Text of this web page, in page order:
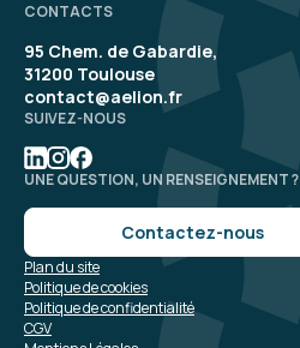
CONTACTS
95 Chem. de Gabardie,
31200 Toulouse
contact@aelion.fr
SUIVEZ-NOUS
UNE QUESTION, UN RENSEIGNEMENT ?
Contactez-nous
CGV
Politique de confidentialité
Politique de cookies
Plan du site